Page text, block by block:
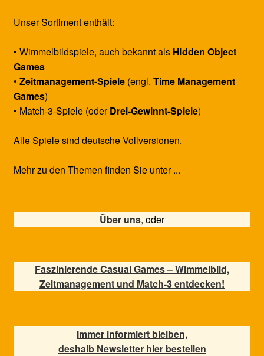
Unser Sortiment enthält:
• Wimmelbildspiele, auch bekannt als Hidden Object
Games
• Zeitmanagement-Spiele(engl. Time Management
Games)
• Match-3-Spiele (oderDrei-Gewinnt-Spiele)
Alle Spiele sind deutsche Vollversionen.
Mehr zu den Themen finden Sie unter ...
Über uns, oder
Faszinierende Casual Games – Wimmelbild,
Zeitmanagement und Match-3 entdecken!
Immer informiert bleiben,
deshalb Newsletter hier bestellen